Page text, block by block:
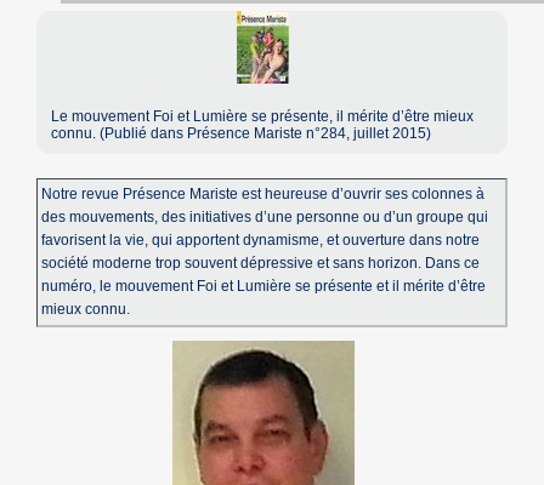
Le mouvement Foi et Lumière se présente, il mérite d’être mieux
connu. (Publié dans Présence Mariste n°284, juillet 2015)
Notre revue Présence Mariste est heureuse d’ouvrir ses colonnes à
des mouvements, des initiatives d’une personne ou d’un groupe qui
favorisent la vie, qui apportent dynamisme, et ouverture dans notre
société moderne trop souvent dépressive et sans horizon. Dans ce
numéro, le mouvement Foi et Lumière se présente et il mérite d’être
mieux connu.